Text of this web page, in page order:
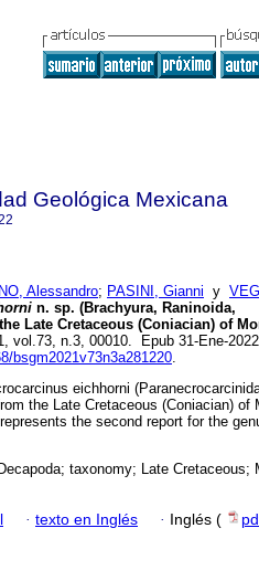
Geológica Mexicana
Alessandro; PASINI, Gianni y
n. sp. (Brachyura, Raninoida,
Late Cretaceous (Coniacian) of
vol.73, n.3, 00010. Epub 31-Ene-
bsgm2021v73n3a281220.
eichhorni
the Late Cretaceous (Coniacian) of
the second report for the
taxonomy; Late Cretaceous;
· texto en Inglés · Inglés (